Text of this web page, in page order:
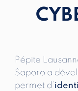
Pépite
Saporo a
permet d’